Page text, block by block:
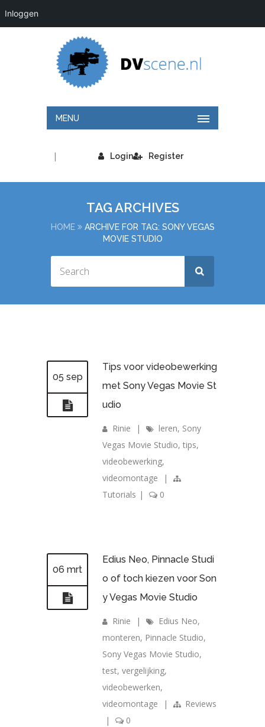
Inloggen
MENU
Login
| Register
TAG ARCHIVES
HOME
ARCHIVE FOR TAG: SONY VEGAS
MOVIE STUDIO
05 sep
Tips voor videobewerking
met Sony Vegas Movie St
udio
Rinie | leren, Sony
Vegas Movie Studio, tips,
videobewerking,
videomontage
|
Tutorials | 0
06 mrt
Edius Neo, Pinnacle Studi
o of toch kiezen voor Son
y Vegas Movie Studio
Rinie | Edius Neo,
monteren, Pinnacle Studio,
Sony Vegas Movie Studio,
test, vergelijking,
videobewerken,
videomontage
|
Reviews
|
0